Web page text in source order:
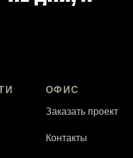
ОФИС
Заказать проект
Контакты